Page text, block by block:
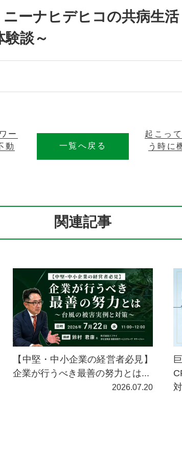
ニーナヒデヒコの共病生
談～
ー
動
一覧へ戻る
起こっ
う時に
関連記事
【中堅・中小企業の経営者必見】
企業が行うべき最善の努力とは...
2026.07.20